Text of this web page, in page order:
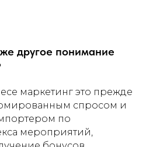
другое понимание
маркетинг это прежде
спросом и
по
мероприятий,